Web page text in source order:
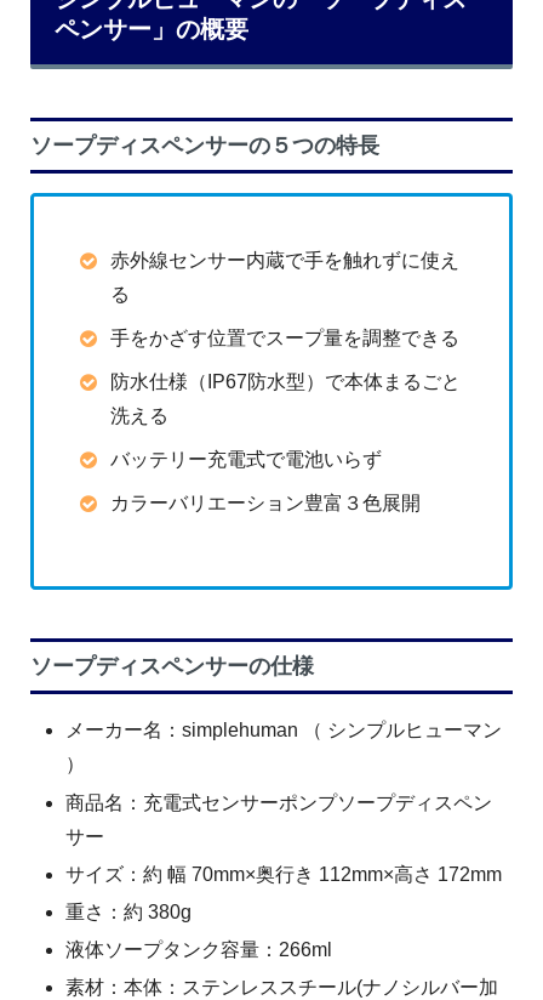
ペンサー」の概要
ソープディスペンサーの５つの特長
赤外線センサー内蔵で手を触れずに使え
る
手をかざす位置でスープ量を調整できる
防水仕様（IP67防水型）で本体まるごと
洗える
バッテリー充電式で電池いらず
カラーバリエーション豊富３色展開
ソープディスペンサーの仕様
メーカー名：simplehuman （ シンプルヒューマン
）
商品名：充電式センサーポンプソープディスペン
サー
サイズ：約 幅 70mm×奥行き 112mm×高さ 172mm
重さ：約 380g
液体ソープタンク容量：266ml
素材：本体：ステンレススチール(ナノシルバー加